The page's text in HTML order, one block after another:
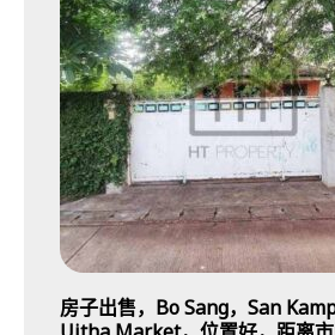
房子出售，Bo Sang，San